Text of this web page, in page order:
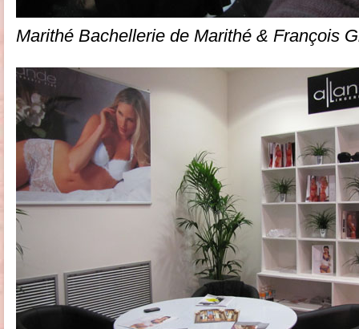
Marithé Bachellerie de Marithé & François